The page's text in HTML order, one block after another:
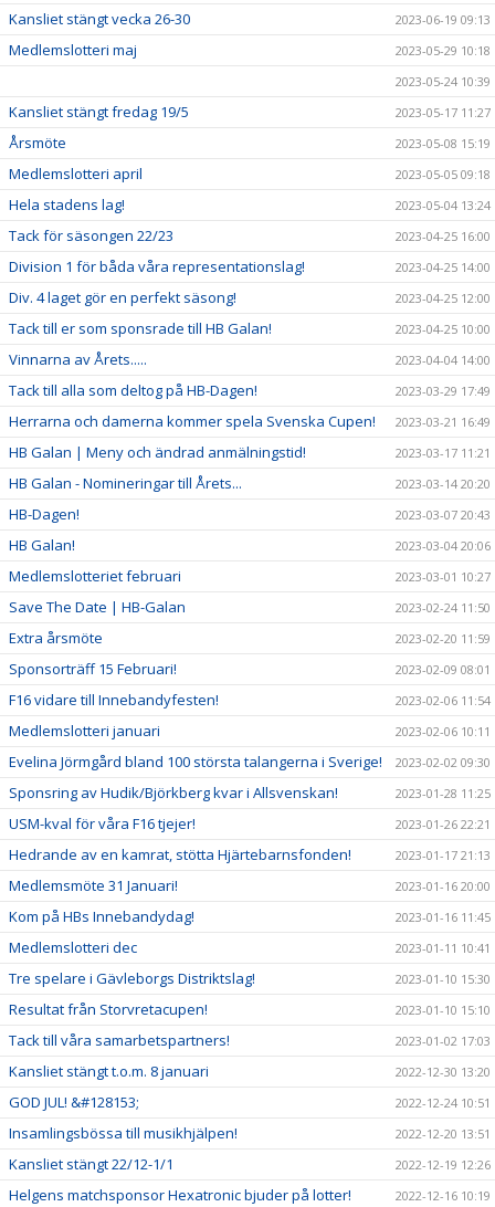
Kansliet stängt vecka 26-30 2023-06-19 09:13
Medlemslotteri maj
2023-05-29 10:18
2023-05-24 10:39
Kansliet stängt fredag 19/5 2023-05-17 11:27
Årsmöte 2023-05-08 15:19
Medlemslotteri april 2023-05-05 09:18
Hela stadens lag! 2023-05-04 13:24
Tack för säsongen 22/23 2023-04-25 16:00
Division 1 för båda våra representationslag! 2023-04-25 14:00
Div. 4 laget gör en perfekt säsong! 2023-04-25 12:00
Tack till er som sponsrade till HB Galan! 2023-04-25 10:00
Vinnarna av Årets..... 2023-04-04 14:00
Tack till alla som deltog på HB-Dagen! 2023-03-29 17:49
Herrarna och damerna kommer spela Svenska Cupen! 2023-03-21 16:49
HB Galan | Meny och ändrad anmälningstid! 2023-03-17 11:21
HB Galan - Nomineringar till Årets... 2023-03-14 20:20
HB-Dagen! 2023-03-07 20:43
HB Galan! 2023-03-04 20:06
Medlemslotteriet februari 2023-03-01 10:27
Save The Date | HB-Galan 2023-02-24 11:50
Extra årsmöte 2023-02-20 11:59
Sponsorträff 15 Februari! 2023-02-09 08:01
F16 vidare till Innebandyfesten! 2023-02-06 11:54
Medlemslotteri januari 2023-02-06 10:11
Evelina Jörmgård bland 100 största talangerna i Sverige! 2023-02-02 09:30
Sponsring av Hudik/Björkberg kvar i Allsvenskan! 2023-01-28 11:25
USM-kval för våra F16 tjejer! 2023-01-26 22:21
Hedrande av en kamrat, stötta Hjärtebarnsfonden! 2023-01-17 21:13
Medlemsmöte 31 Januari! 2023-01-16 20:00
Kom på HBs Innebandydag! 2023-01-16 11:45
Medlemslotteri dec 2023-01-11 10:41
Tre spelare i Gävleborgs Distriktslag! 2023-01-10 15:30
Resultat från Storvretacupen! 2023-01-10 15:10
Tack till våra samarbetspartners! 2023-01-02 17:03
Kansliet stängt t.o.m. 8 januari 2022-12-30 13:20
GOD JUL! &#128153; 2022-12-24 10:51
Insamlingsbössa till musikhjälpen! 2022-12-20 13:51
Kansliet stängt 22/12-1/1 2022-12-19 12:26
Helgens matchsponsor Hexatronic bjuder på lotter! 2022-12-16 10:19